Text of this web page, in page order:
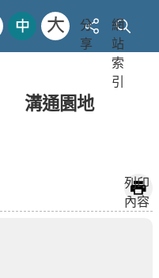
分
享
網
站
索
引
溝通園地
列印
內容